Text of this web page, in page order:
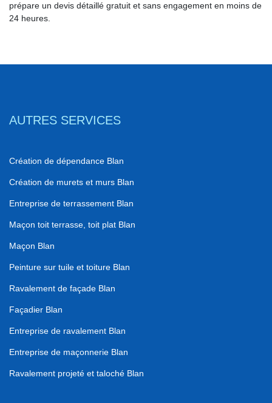
prépare un devis détaillé gratuit et sans engagement en moins de
24 heures.
AUTRES SERVICES
Création de dépendance Blan
Création de murets et murs Blan
Entreprise de terrassement Blan
Maçon toit terrasse, toit plat Blan
Maçon Blan
Peinture sur tuile et toiture Blan
Ravalement de façade Blan
Façadier Blan
Entreprise de ravalement Blan
Entreprise de maçonnerie Blan
Ravalement projeté et taloché Blan